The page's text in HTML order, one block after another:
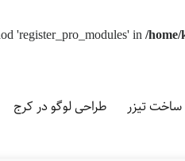
'register_pro_modules' in/
ساخت تیزر طراحی لوگو در کرج